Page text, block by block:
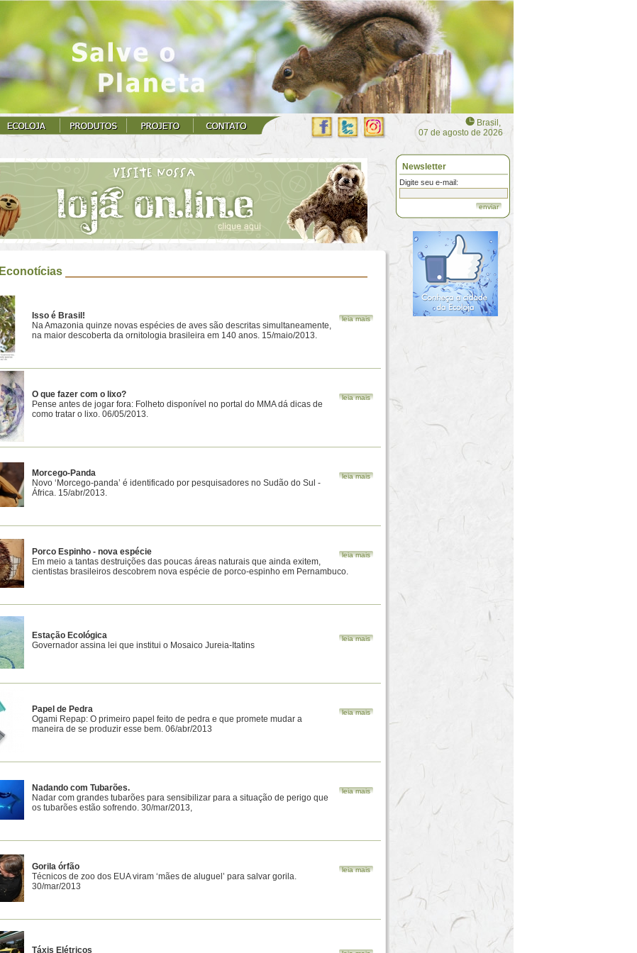
Brasil,
07 de agosto de 2026
Econotícias
leia mais
Isso é Brasil!
Na Amazonia quinze novas espécies de aves são descritas simultaneamente,
na maior descoberta da ornitologia brasileira em 140 anos. 15/maio/2013.
leia mais
O que fazer com o lixo?
Pense antes de jogar fora: Folheto disponível no portal do MMA dá dicas de
como tratar o lixo. 06/05/2013.
leia mais
Morcego-Panda
Novo ‘Morcego-panda’ é identificado por pesquisadores no Sudão do Sul -
África. 15/abr/2013.
leia mais
Porco Espinho - nova espécie
Em meio a tantas destruições das poucas áreas naturais que ainda exitem,
cientistas brasileiros descobrem nova espécie de porco-espinho em Pernambuco.
leia mais
Estação Ecológica
Governador assina lei que institui o Mosaico Jureia-Itatins
leia mais
Papel de Pedra
Ogami Repap: O primeiro papel feito de pedra e que promete mudar a
maneira de se produzir esse bem. 06/abr/2013
leia mais
Nadando com Tubarões.
Nadar com grandes tubarões para sensibilizar para a situação de perigo que
os tubarões estão sofrendo. 30/mar/2013,
leia mais
Gorila órfão
Técnicos de zoo dos EUA viram ‘mães de aluguel’ para salvar gorila.
30/mar/2013
Táxis Elétricos
Newsletter
Digite seu e-mail:
enviar